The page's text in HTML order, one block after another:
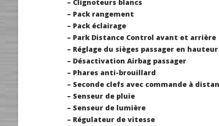
– Clignoteurs blancs
– Pack rangement
– Pack éclairage
– Park Distance Control avant et arrière
– Réglage du sièges passager en hauteur
– Désactivation Airbag passager
– Phares anti-brouillard
– Seconde clefs avec commande à
– Senseur de pluie
– Senseur de lumière
– Régulateur de vitesse